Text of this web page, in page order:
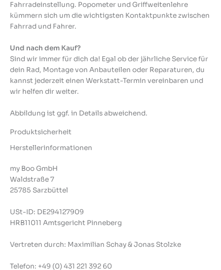
Fahrradeinstellung. Popometer und Griffweitenlehre
kümmern sich um die wichtigsten Kontaktpunkte zwischen
Fahrrad und Fahrer.
Und nach dem Kauf?
Sind wir immer für dich da! Egal ob der jährliche Service für
dein Rad, Montage von Anbauteilen oder Reparaturen, du
kannst jederzeit einen Werkstatt-Termin vereinbaren und
wir helfen dir weiter.
Abbildung ist ggf. in Details abweichend.
Produktsicherheit
Herstellerinformationen
my Boo GmbH
Waldstraße 7
25785 Sarzbüttel
USt-ID: DE294127909
HRB11011 Amtsgericht Pinneberg
Vertreten durch: Maximilian Schay & Jonas Stolzke
Telefon: +49 (0) 431 221 392 60